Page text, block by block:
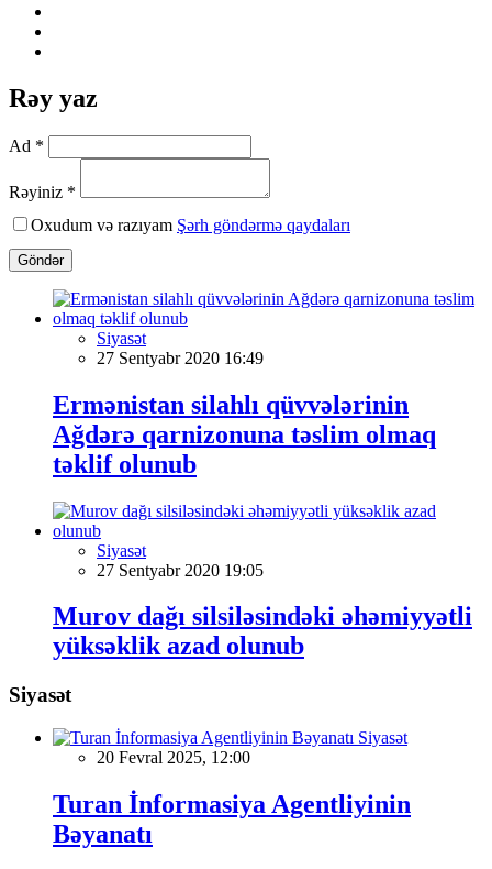
Rəy yaz
Ad *
Rəyiniz *
Oxudum və razıyam Şərh göndərmə qaydaları
Göndər
Siyasət
27 Sentyabr 2020 16:49
Ermənistan silahlı qüvvələrinin
Ağdərə qarnizonuna təslim olmaq
təklif olunub
Siyasət
27 Sentyabr 2020 19:05
Murov dağı silsiləsindəki əhəmiyyətli
yüksəklik azad olunub
Siyasət
Siyasət
20 Fevral 2025, 12:00
Turan İnformasiya Agentliyinin
Bəyanatı